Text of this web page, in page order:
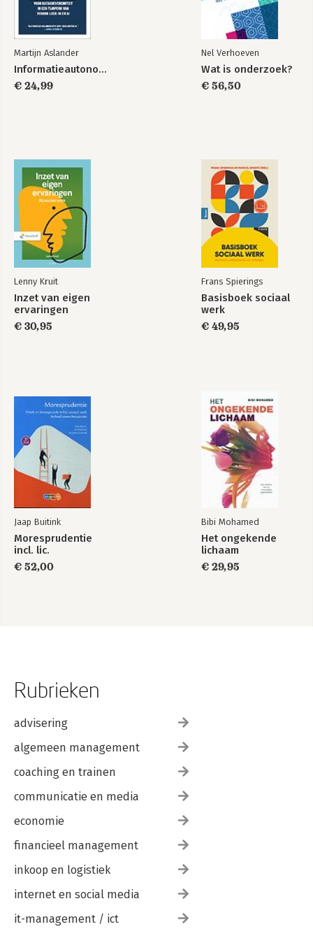
15 Additional Loci and Non-Human DNA Testing
16 Lineage Markers: Y Chromosome and mtDNA Testing
17 Applications of DNA Typing
18 Future Trends
Appendix
Martijn Aslander
Informatieautonomie
€ 24,99
Nel Verhoeven
Wat is onderzoek?
€ 56,50
Lenny Kruit
Inzet van eigen
ervaringen
€ 30,95
Frans Spierings
Basisboek sociaal
werk
€ 49,95
Jaap Buitink
Moresprudentie
incl. lic.
€ 52,00
Bibi Mohamed
Het ongekende
lichaam
€ 29,95
Rubrieken
advisering
algemeen management
coaching en trainen
communicatie en media
economie
financieel management
inkoop en logistiek
internet en social media
it-management / ict